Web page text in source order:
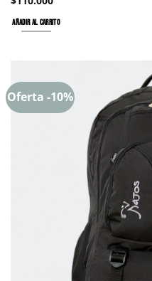
AÑADIR AL CARRITO
Oferta -10%